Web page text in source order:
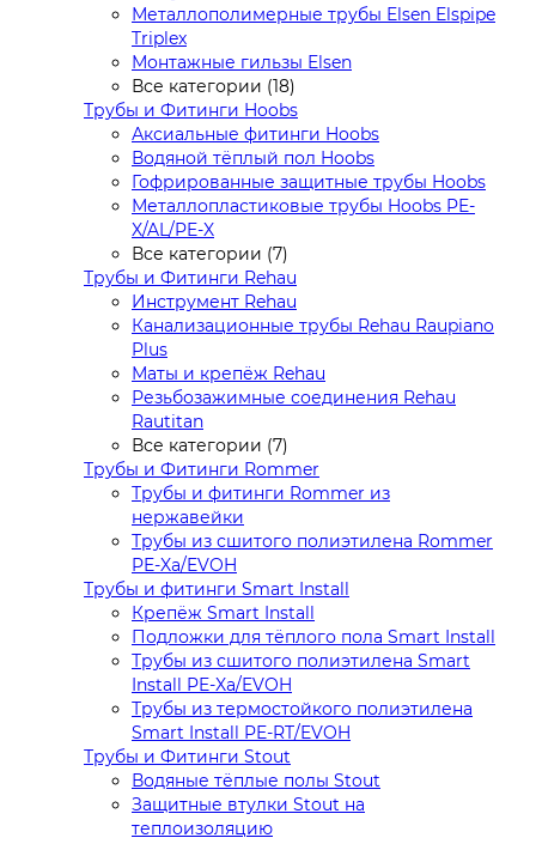
Металлополимерные трубы Elsen Elspipe
Triplex
Монтажные гильзы Elsen
Все категории (18)
Трубы и Фитинги Hoobs
Аксиальные фитинги Hoobs
Водяной тёплый пол Hoobs
Гофрированные защитные трубы Hoobs
Металлопластиковые трубы Hoobs PE-
X/AL/PE-X
Все категории (7)
Трубы и Фитинги Rehau
Инструмент Rehau
Канализационные трубы Rehau Raupiano
Plus
Маты и крепёж Rehau
Резьбозажимные соединения Rehau
Rautitan
Все категории (7)
Трубы и Фитинги Rommer
Трубы и фитинги Rommer из
нержавейки
Трубы из сшитого полиэтилена Rommer
PE-Xa/EVOH
Трубы и фитинги Smart Install
Крепёж Smart Install
Подложки для тёплого пола Smart Install
Трубы из сшитого полиэтилена Smart
Install PE-Xa/EVOH
Трубы из термостойкого полиэтилена
Smart Install PE-RT/EVOH
Трубы и Фитинги Stout
Водяные тёплые полы Stout
Защитные втулки Stout на
теплоизоляцию